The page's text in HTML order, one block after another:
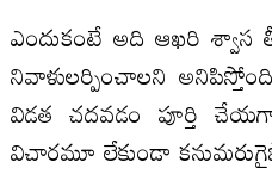
ఎందుకంటే అది ఆఖరి శ్వాస
నివాళులర్పించాలని
విడత చదవడం పూర్తి
విచారమూ లేకుండా